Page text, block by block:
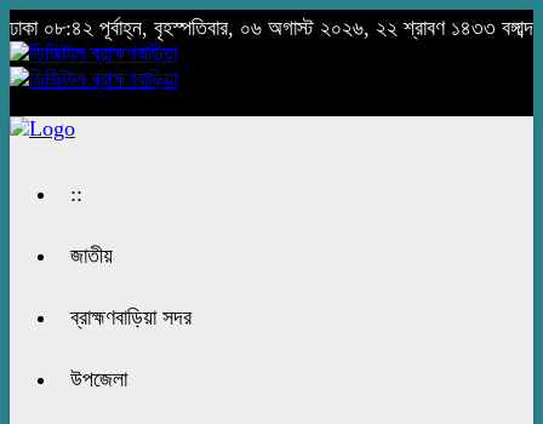
ঢাকা ০৮:৪২ পূর্বাহ্ন, বৃহস্পতিবার, ০৬ অগাস্ট ২০২৬, ২২ শ্রাবণ ১৪৩৩ বঙ্গাব্দ
::
জাতীয়
ব্রাহ্মণবাড়িয়া সদর
উপজেলা